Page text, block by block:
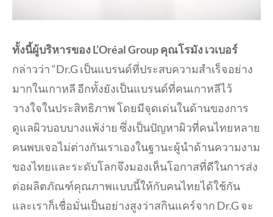
ทั้งนี้ผู้บริหารของ L’Oréal Group คุณโรมัง เวเบอร์
กล่าวว่า “Dr.G เป็นแบรนด์ที่ประสบความสำเร็จอย่าง
มากในเกาหลี อีกทั้งยังเป็นแบรนด์ที่คนเกาหลีไว้
วางใจในประสิทธิภาพ โดยมีจุดเด่นในด้านของการ
ดูแลผิวบอบบางแพ้ง่าย ซึ่งเป็นปัญหาผิวที่คนไทยหลาย
คนพบเจอไม่ต่างกันเราเองในฐานะผู้นำด้านความงาม
ของไทยและระดับโลกจึงมองเห็นโอกาสที่ดีในการส่ง
ต่อผลิตภัณฑ์คุณภาพแบบนี้ให้กับคนไทยได้ใช้กัน
และเราก็เชื่อมั่นเป็นอย่างสูงว่าสกินแคร์จาก Dr.G จะ